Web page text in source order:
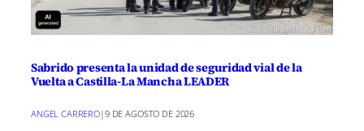
Sabrido presenta la unidad de seguridad vial de la
Vuelta a Castilla-La Mancha LEADER
ANGEL CARRERO|9 DE AGOSTO DE 2026